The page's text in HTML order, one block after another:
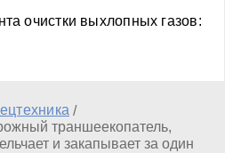
очистки выхлопных газов:
/
траншеекопатель,
и закапывает за один